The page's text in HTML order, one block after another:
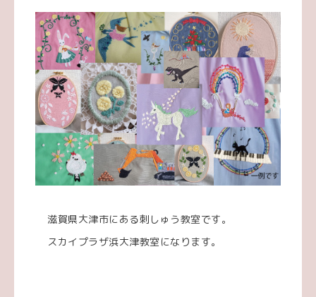
滋賀県大津市にある刺しゅう教室です。
スカイプラザ浜大津教室になります。